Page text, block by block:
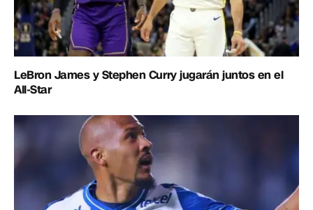
LeBron James y Stephen Curry jugarán juntos en el
All-Star